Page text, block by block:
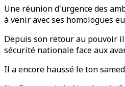
Une réunion d'urgence des
à venir avec ses homologues
Depuis son retour au pouvoir
sécurité nationale face aux
Il a encore haussé le ton